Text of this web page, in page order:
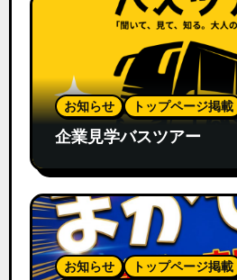
お知らせ トップページ掲載
企業見学バスツアー
お知らせ
トップページ掲載